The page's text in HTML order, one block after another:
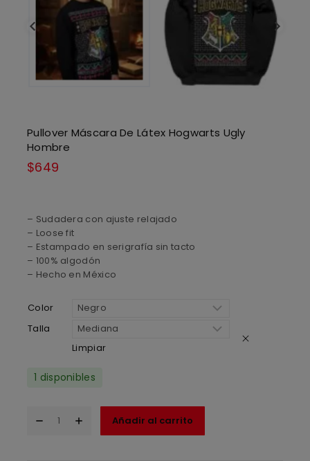
Pullover Máscara De Látex Hogwarts Ugly
Hombre
$649
– Sudadera con ajuste relajado
– Loose fit
– Estampado en serigrafía sin tacto
– 100% algodón
– Hecho en México
Color
Talla
Limpiar
1 disponibles
Añadir al carrito